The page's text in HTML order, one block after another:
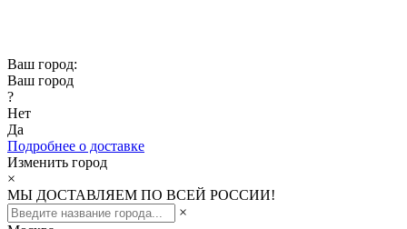
Ваш город:
Ваш город
?
Нет
Да
Подробнее о доставке
Изменить город
×
МЫ ДОСТАВЛЯЕМ ПО ВСЕЙ РОССИИ!
×